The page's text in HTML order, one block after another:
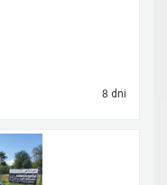
8 dni